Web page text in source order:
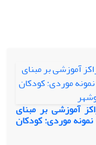
آموزشی بر مبنای
موردی: کودکان